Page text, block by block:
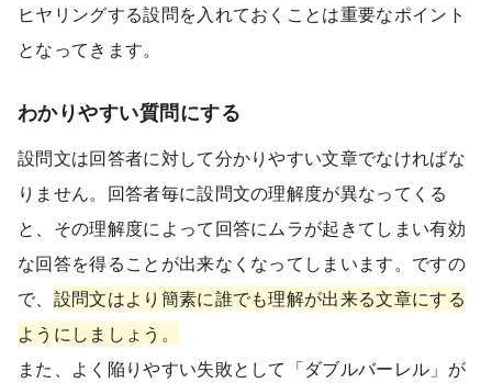
ヒヤリングする設問を入れておくことは重要なポイント
となってきます。
わかりやすい質問にする
設問文は回答者に対して分かりやすい文章でなければな
りません。回答者毎に設問文の理解度が異なってくる
と、その理解度によって回答にムラが起きてしまい有効
な回答を得ることが出来なくなってしまいます。ですの
で、 設問文はより簡素に誰でも理解が出来る文章にする
ようにしましょう。
また、よく陥りやすい失敗として「ダブルバーレル」が